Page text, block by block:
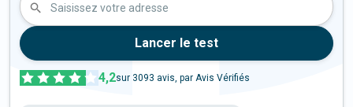
Saisissez votre adresse
Lancer le test
4,2sur 3093 avis, par Avis Vérifiés